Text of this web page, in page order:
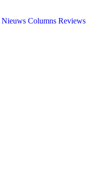
Nieuws Columns Reviews